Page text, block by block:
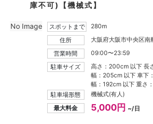
庫不可)【機械式】
スポットまで
280m
住所
大阪府大阪市中央区
営業時間
09:00〜23:59
駐車サイズ
高さ：200cm 以下 長
幅：205cm 以下 車下
幅：192cm 以下 重さ
駐車場形態
機械式(有人)
最大料金
5,000円 ~/日
No Image